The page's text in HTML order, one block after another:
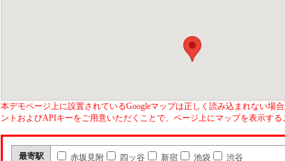
本デモページ上に設置されているGoogleマップは正しく読み込まれない場
ントおよびAPIキーをご用意いただくことで、ページ上にマップを表示する
最寄駅 赤坂見附 四ッ谷 新宿 池袋 渋谷